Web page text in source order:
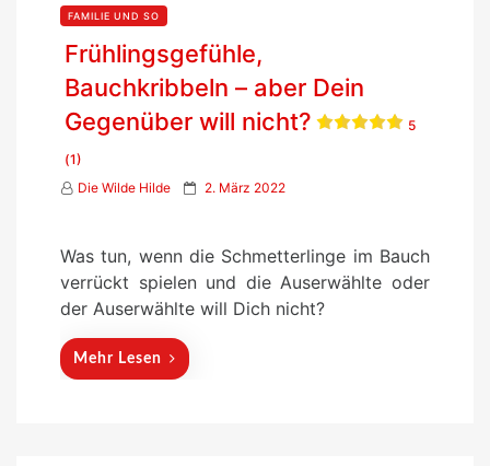
FAMILIE UND SO
Frühlingsgefühle,
Bauchkribbeln – aber Dein
Gegenüber will nicht?
5
(1)
Die Wilde Hilde
P
t
e
2. März 2022
Was tun, wenn die Schmetterlinge im Bauch
verrückt spielen und die Auserwählte oder
der Auserwählte will Dich nicht?
Mehr Lesen